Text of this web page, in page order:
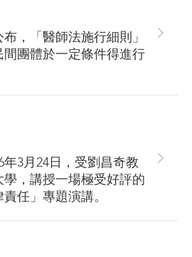
，「醫師法施行細則」
團體於一定條件得進行
年3月24日，受劉昌奇教
，講授一場極受好評的
責任」專題演講。